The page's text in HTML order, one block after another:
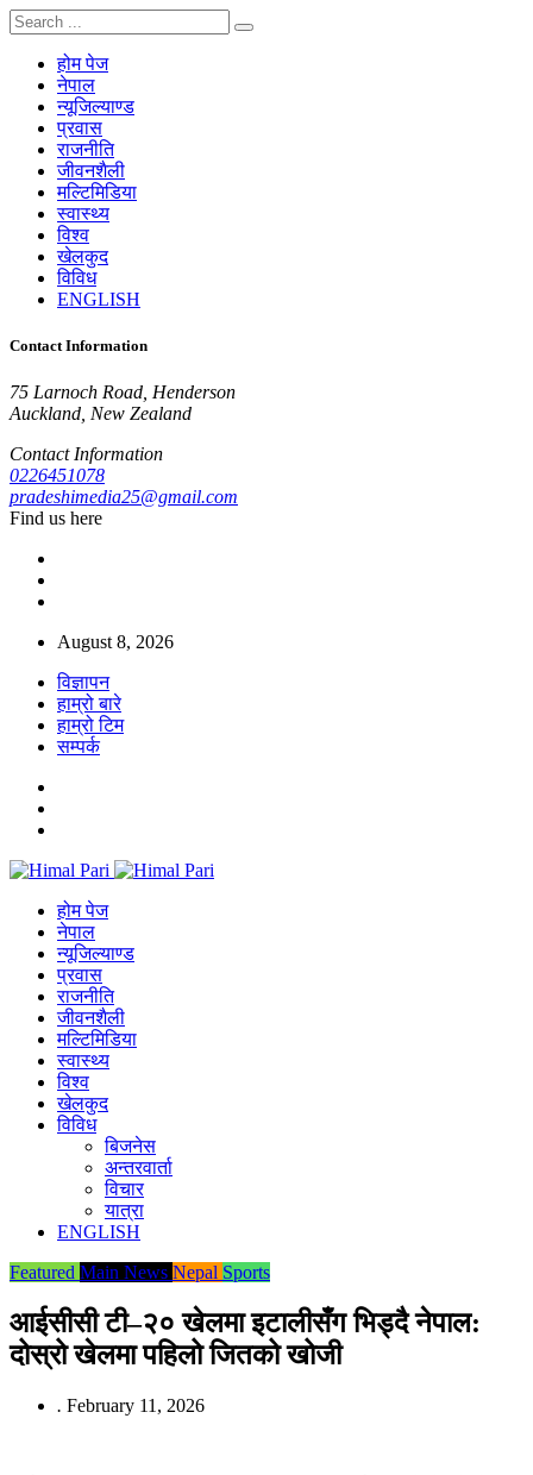
होम पेज
नेपाल
न्यूजिल्याण्ड
प्रवास
राजनीति
जीवनशैली
मल्टिमिडिया
स्वास्थ्य
विश्व
खेलकुद
विविध
ENGLISH
Contact Information
75 Larnoch Road, Henderson
Auckland, New Zealand
Contact Information
0226451078
pradeshimedia25@gmail.com
Find us here
August 8, 2026
विज्ञापन
हाम्रो बारे
हाम्रो टिम
सम्पर्क
होम पेज
नेपाल
न्यूजिल्याण्ड
प्रवास
राजनीति
जीवनशैली
मल्टिमिडिया
स्वास्थ्य
विश्व
खेलकुद
विविध
बिजनेस
अन्तरवार्ता
विचार
यात्रा
ENGLISH
Featured Main News Nepal Sports
आईसीसी टी–२० खेलमा इटालीसँग भिड्दै नेपाल:
दोस्रो खेलमा पहिलो जितको खोजी
. February 11, 2026